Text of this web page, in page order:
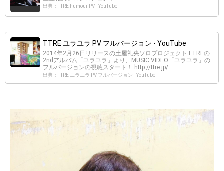
出典：TTRE humour PV - YouTube
TTRE ユラユラ PV フルバージョン - YouTube
2014年2月26日リリースの土屋礼央ソロプロジェクトTTREの
2ndアルバム「ユラユラ」より、MUSIC VIDEO「ユラユラ」の
フルバージョンの視聴スタート！ http://ttre.jp/
出典：TTRE ユラユラ PV フルバージョン - YouTube